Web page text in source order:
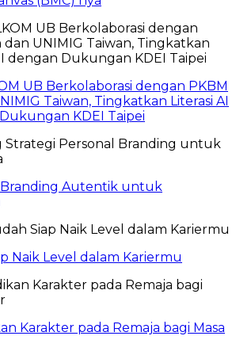
UB Berkolaborasi dengan PKBM
Taiwan, Tingkatkan Literasi AI
KDEI Taipei
Branding Autentik untuk
Naik Level dalam Kariermu
Karakter pada Remaja bagi Masa